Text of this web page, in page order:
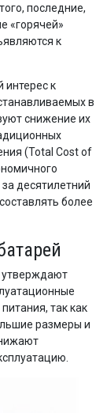
последние,
«горячей»
к
к
в
снижение их
(Total Cost of
десятилетний
более
утверждают
так как
размеры и